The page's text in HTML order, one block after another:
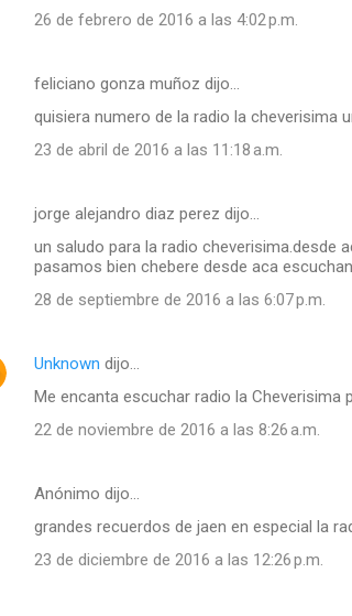
26 de febrero de 2016 a las 4:02 p.m.
feliciano gonza muñoz dijo…
quisiera numero de la radio la cheverisima
23 de abril de 2016 a las 11:18 a.m.
jorge alejandro diaz perez dijo…
un saludo para la radio cheverisima.desde
pasamos bien chebere desde aca
28 de septiembre de 2016 a las 6:07 p.m.
Unknown dijo…
Me encanta escuchar radio la Cheverisima
22 de noviembre de 2016 a las 8:26 a.m.
Anónimo dijo…
grandes recuerdos de jaen en especial la
23 de diciembre de 2016 a las 12:26 p.m.